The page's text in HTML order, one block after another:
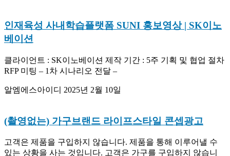
인재육성 사내학습플랫폼 SUNI 홍보영상 | SK이노
베이션
클라이언트 : SK이노베이션 제작 기간 : 5주 기획 및 협업 절차
RFP 미팅 – 1차 시나리오 전달 –
알엠에스아이디 2025년 2월 10일
(촬영없는) 가구브랜드 라이프스타일 콘셉광고
고객은 제품을 구입하지 않습니다. 제품을 통해 이루어낼 수
있는 상황을 사는 것입니다. 고객은 가구를 구입하지 않습니